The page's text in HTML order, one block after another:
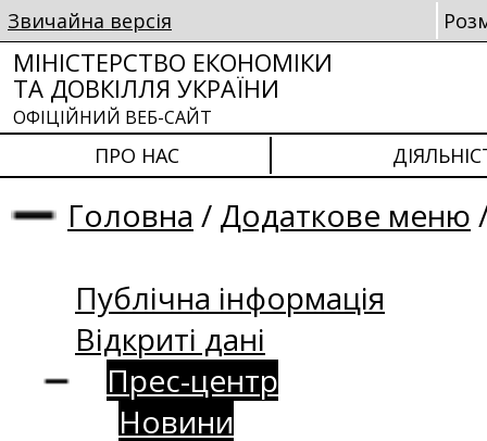
Звичайна версія
МІНІСТЕРСТВО ЕКОНОМІКИ
ТА ДОВКІЛЛЯ УКРАЇНИ
ОФІЦІЙНИЙ ВЕБ-САЙТ
ПРО НАС
Головна / Додаткове меню
Публічна інформація
Відкриті дані
Прес-центр
Новини